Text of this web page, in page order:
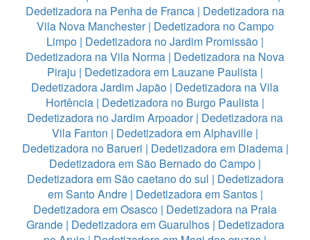
Dedetizadora na Penha de Franca | Dedetizadora na
Vila Nova Manchester| Dedetizadora no Campo
Limpo | Dedetizadora no Jardim Promissão |
Dedetizadora na Vila Norma | Dedetizadora na Nova
Piraju | Dedetizadora em Lauzane Paulista |
Dedetizadora Jardim Japão | Dedetizadora na Vila
Hortência | Dedetizadora no Burgo Paulista |
Dedetizadora no Jardim Arpoador| Dedetizadora na
Vila Fanton | Dedetizadora em Alphaville |
Dedetizadora no Barueri | Dedetizadora em Diadema|
Dedetizadora em São Bernado do Campo |
Dedetizadora em São caetano do sul | Dedetizadora
em Santo Andre| Dedetizadora em Santos|
Dedetizadora em Osasco | Dedetizadora na Praia
Grande| Dedetizadora em Guarulhos| Dedetizadora